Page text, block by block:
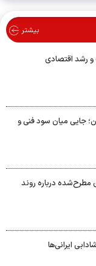
بیشتر
رشد اقتصادی
جایی میان سود فنی و
درباره روند
ایرانی‌ها